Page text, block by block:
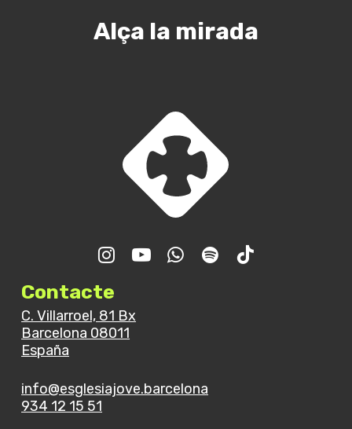
Alça la mirada
Contacte
C. Villarroel, 81 Bx
Barcelona 08011
España
info@esglesiajove.barcelona
934 12 15 51